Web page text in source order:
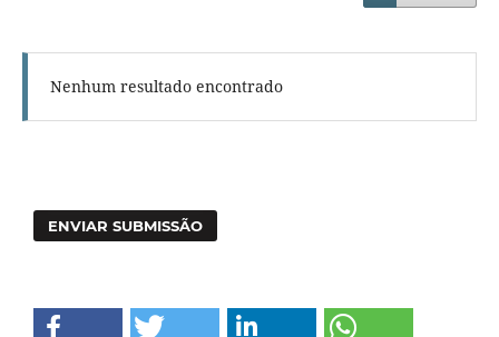
Nenhum resultado encontrado
ENVIAR SUBMISSÃO